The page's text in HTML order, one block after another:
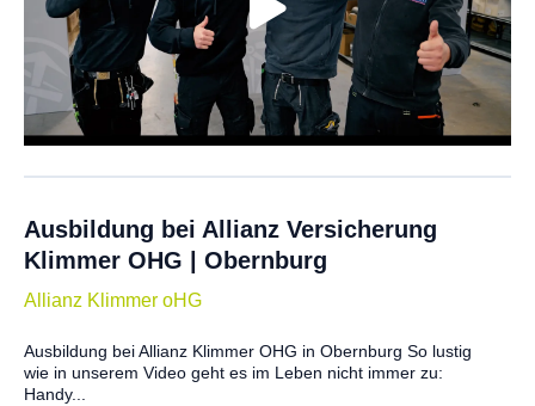
Ausbildung bei Allianz Versicherung
Klimmer OHG | Obernburg
Allianz Klimmer oHG
Ausbildung bei Allianz Klimmer OHG in Obernburg So lustig
wie in unserem Video geht es im Leben nicht immer zu:
Handy...